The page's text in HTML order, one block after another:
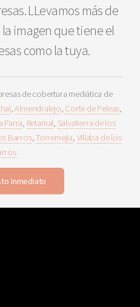
LLevamos más de
imagen que tiene el
como la tuya.
de cobertura mediática de
,Almendralejo, Corte de Peleas,
Parra, Retamal, Salvatierra de los
Barros,Torremejia, Villaba de los
Inmediato